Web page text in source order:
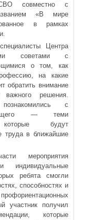
совместно с
«В мире
в рамках
Центра
советами с
о том, как
на какие
обратить внимание
решения.
с
— теми
которые будут
труда в ближайшие
мероприятия
индивидуальные
ребята смогли
способностях и
участник получил
которые